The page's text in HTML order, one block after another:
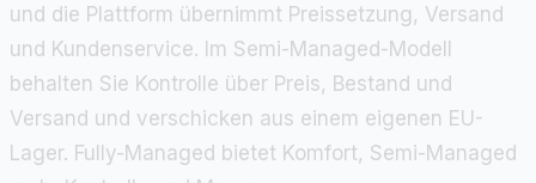
und die Plattform übernimmt Preissetzung, Versand
und Kundenservice. Im Semi-Managed-Modell
behalten Sie Kontrolle über Preis, Bestand und
Versand und verschicken aus einem eigenen EU-
Lager. Fully-Managed bietet Komfort, Semi-Managed